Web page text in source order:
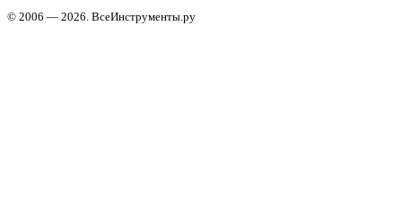
© 2006 — 2026. ВсеИнструменты.ру